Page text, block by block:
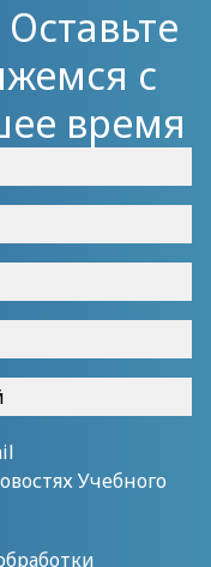
с
время
Учебного